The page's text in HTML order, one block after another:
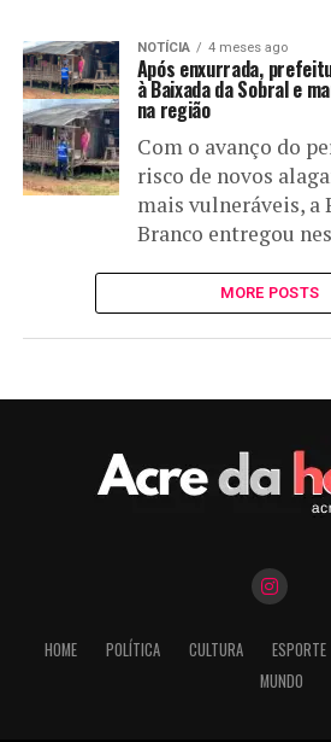
NOTÍCIA 4 meses ago
Após enxurrada,
à Baixada da Sobral e
na região
Com o avanço do
risco de novos
mais vulneráveis, a
Branco entregou
MORE POSTS
HOME POLÍTICA CULTURA ESPORTE
MUNDO